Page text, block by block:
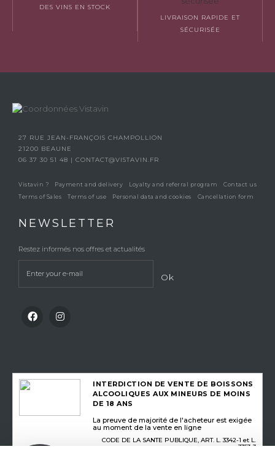
DES VINS EN STOCK
LIVRAISON RAPIDE ET
SÉCURISÉE
27 RUE JEAN-FRANÇOIS CHAMPOLLION
21200 BEAUNE
06 37 30 51 48 | CONTACT@VISTAVIN.FR
Vistavin ? Payment and delivery Loyalty and referral program
Contact us
Terms of Sales
Terms of use Personal data and cookies Cancellation form
NEWSLETTER
Restez informés nos offres et actualités
Ok
INTERDICTION DE VENTE DE BOISSONS
ALCOOLIQUES AUX MINEURS DE MOINS
DE 18 ANS
La preuve de majorité de l'acheteur est exigée
au moment de la vente en ligne
CODE DE LA SANTE PUBLIQUE, ART. L. 3342-1 et L.
3353-3